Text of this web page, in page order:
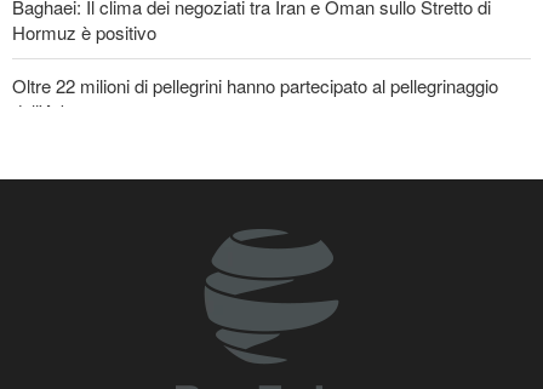
Baghaei: Il clima dei negoziati tra Iran e Oman sullo Stretto di
Hormuz è positivo
Oltre 22 milioni di pellegrini hanno partecipato al pellegrinaggio
dell'Arbaeen